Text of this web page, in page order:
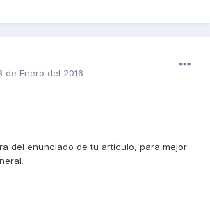
de Enero del 2016
del enunciado de tu artículo, para mejor